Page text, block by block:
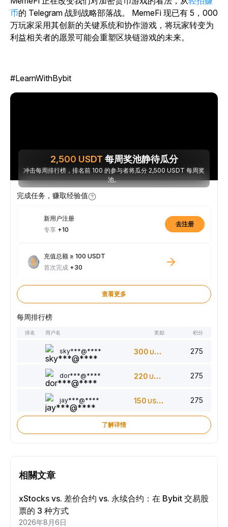
币的 Telegram 战到战略部落战。
MemeFi 现已有 5，000
万玩家采用其创新的关键系统和协作游戏，将玩家转变为
利益相关者的愿景可能会重塑区块链游戏的未来。
#LearnWithBybit
2,500 USDT 每周奖池静待瓜分
冲击每周排行榜，排名前 100 的参与者将瓜分 2,500 USDT 每周奖
池。
完成任务，赚取经验值
新用户注册
专享 +10
去注册
充值总额 ≥ 100 USDT
首次完成 +30
查看更多
每周排行榜
排名 用户名 奖励 积分
sky***@**** 300 USDT 275
dor***@**** 220 USDT 275
jay***@**** 150 USDT 275
了解详情
相關文章
xStocks vs. 差价合约 vs. 永续合约：在 Bybit 交易股
票的 3 种方式
2026年8月6日